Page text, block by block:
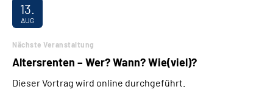
Nächste Veranstaltung
Altersrenten – Wer? Wann? Wie(viel)?
Dieser Vortrag wird online durchgeführt.
13.
AUG